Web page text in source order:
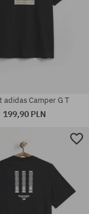
rozmiary:
adidas Camper G T
199,90 PLN